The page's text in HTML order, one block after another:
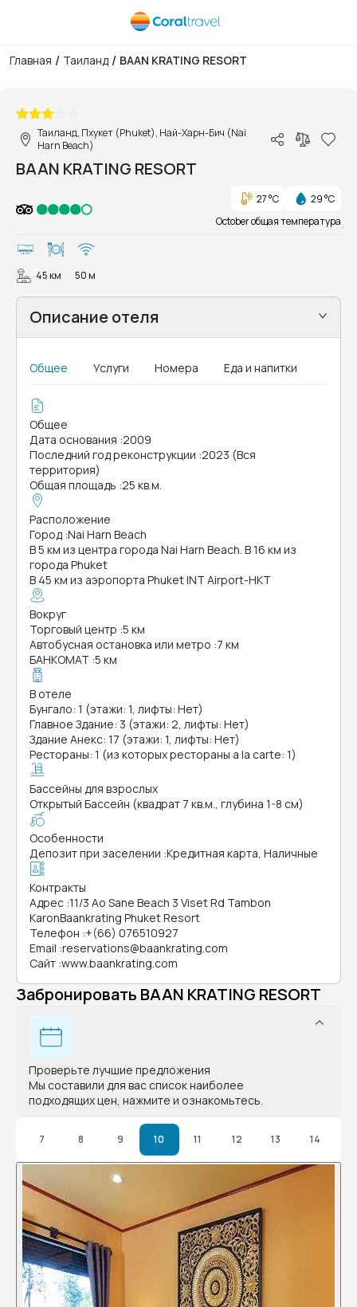
Главная / Таиланд / BAAN KRATING RESORT
Таиланд, Пхукет (Phuket), Най-Харн-Бич (Nai
Harn Beach)
BAAN KRATING RESORT
27 °C
29 °C
October общая температура
45 км 50 м
Описание отеля
Общее Услуги Номера Еда и напитки
Общее
Дата основания :2009
Последний год реконструкции :2023 (Вся
территория)
Общая площадь :25 кв.м.
Расположение
Город :Nai Harn Beach
В 5 км из центра города Nai Harn Beach. В 16 км из
города Phuket
В 45 км из аэропорта Phuket INT Airport-HKT
Вокруг
Торговый центр :5 км
Автобусная остановка или метро :7 км
БАНКОМАТ :5 км
В отеле
Бунгало: 1 (этажи: 1, лифты: Нет)
Главное Здание: 3 (этажи: 2, лифты: Нет)
Здание Анекс: 17 (этажи: 1, лифты: Нет)
Рестораны: 1 (из которых рестораны a la carte: 1)
Бассейны для взрослых
Открытый Бассейн (квадрат 7 кв.м., глубина 1-8 см)
Особенности
Депозит при заселении :Кредитная карта, Наличные
Контракты
Адрес :11/3 Ao Sane Beach 3 Viset Rd Tambon
KaronBaankrating Phuket Resort
Телефон :+(66) 076510927
Email :reservations@baankrating.com
Сайт :www.baankrating.com
Забронировать BAAN KRATING RESORT
Проверьте лучшие предложения
Мы составили для вас список наиболее
подходящих цен, нажмите и ознакомьтесь.
7 8 9 10 11 12 13 14